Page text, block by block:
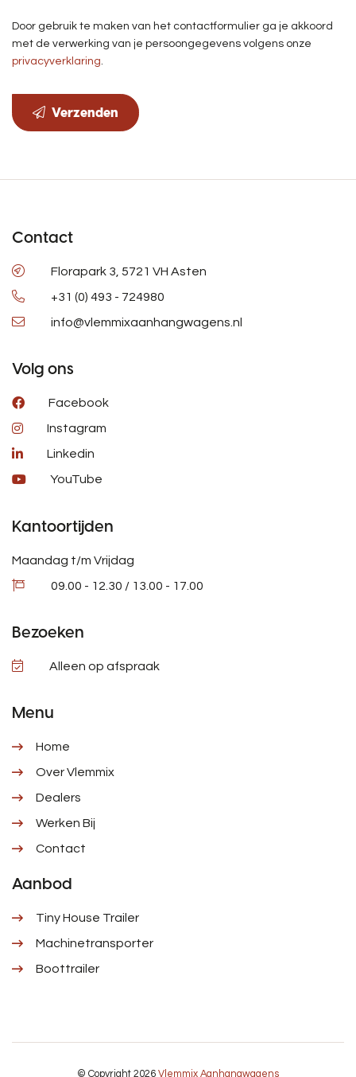
Door gebruik te maken van het contactformulier ga je akkoord
met de verwerking van je persoongegevens volgens onze
privacyverklaring
Verzenden
Contact
Florapark 3, 5721 VH Asten
+31 (0) 493 - 724980
info@vlemmixaanhangwagens.nl
Volg ons
Facebook
Instagram
Linkedin
YouTube
Kantoortijden
Maandag t/m Vrijdag
09.00 - 12.30 / 13.00 - 17.00
Bezoeken
Alleen op afspraak
Menu
Home
Over Vlemmix
Dealers
Werken Bij
Contact
Aanbod
Tiny House Trailer
Machinetransporter
Boottrailer
© Copyright 2026 Vlemmix Aanhangwagens